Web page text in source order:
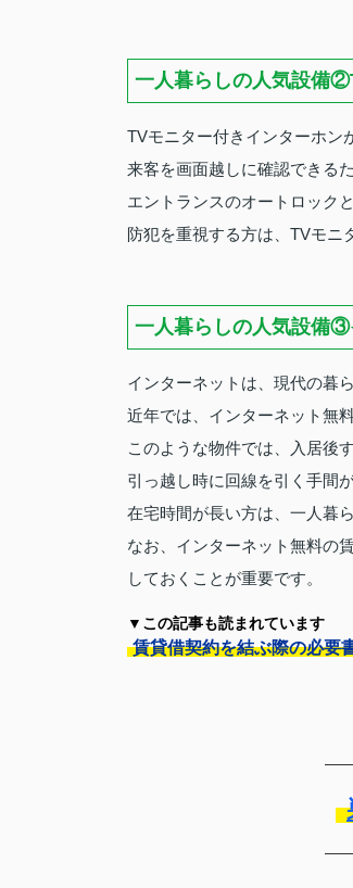
一人暮らしの人気設備
TVモニター付きインターホン
来客を画面越しに確認できる
エントランスのオートロック
防犯を重視する方は、TVモニ
一人暮らしの人気設備
インターネットは、現代の暮
近年では、インターネット無
このような物件では、入居後
引っ越し時に回線を引く手間
在宅時間が長い方は、一人暮
なお、インターネット無料の
しておくことが重要です。
▼この記事も読まれています
賃貸借契約を結ぶ際の必要